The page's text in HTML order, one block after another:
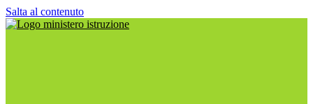
Salta al contenuto